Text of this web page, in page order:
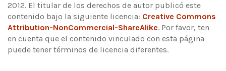
2012. El titular de los derechos de autor publicó este
contenido bajo la siguiente licencia: Creative Commons
Attribution-NonCommercial-ShareAlike. Por favor, ten
en cuenta que el contenido vinculado con esta página
puede tener términos de licencia diferentes.